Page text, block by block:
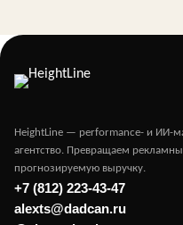
HeightLine — performance- и ИИ-
агентство. Превращаем
прогнозируемую выручку.
+7 (812) 223-43-47
alexts@dadcan.ru